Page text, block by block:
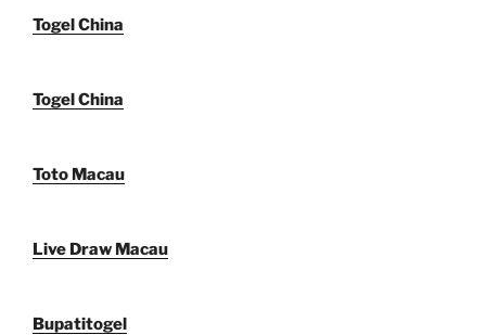
Togel China
Togel China
Toto Macau
Live Draw Macau
Bupatitogel